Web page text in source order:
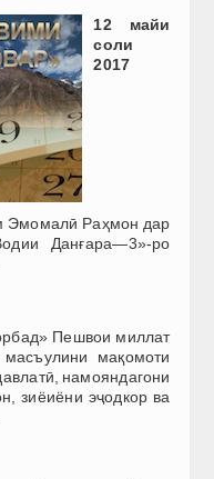
12 майи
соли
2017
Эмомалӣ Раҳмон дар
Данғара—3»-ро
Пешвои миллат
мақомоти
намояндагони
зиёиёни эҷодкор ва